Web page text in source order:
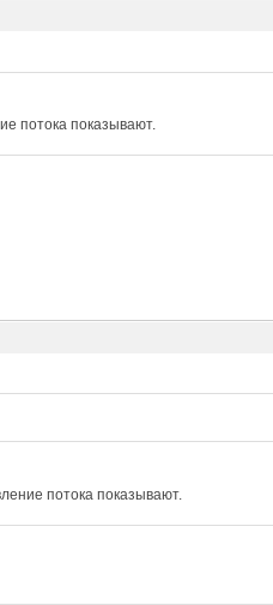
потока показывают.
потока показывают.